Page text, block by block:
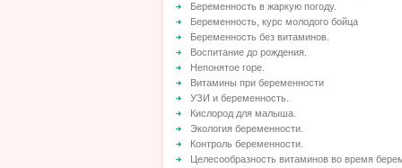
Беременность в жаркую погоду.
Беременность, курс молодого бойца
Беременность без витаминов.
Воспитание до рождения.
Непонятое горе.
Витамины при беременности
УЗИ и беременность.
Кислород для малыша.
Экология беременности.
Контроль беременности.
Целесообразность витаминов во время